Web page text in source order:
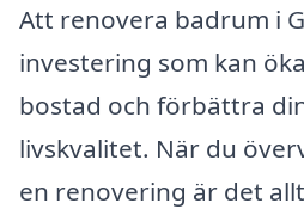
Att renovera badrum i
investering som kan
bostad och förbättra
livskvalitet. När du
en renovering är det